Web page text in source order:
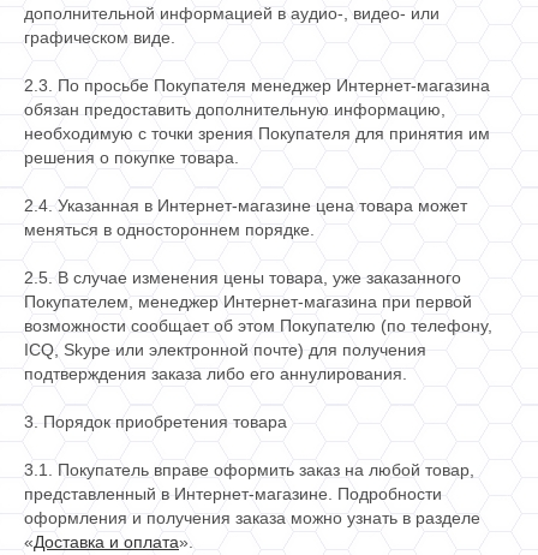
дополнительной информацией в аудио-, видео- или
графическом виде.
2.3. По просьбе Покупателя менеджер Интернет-магазина
обязан предоставить дополнительную информацию,
необходимую с точки зрения Покупателя для принятия им
решения о покупке товара.
2.4. Указанная в Интернет-магазине цена товара может
меняться в одностороннем порядке.
2.5. В случае изменения цены товара, уже заказанного
Покупателем, менеджер Интернет-магазина при первой
возможности сообщает об этом Покупателю (по телефону,
ICQ, Skype или электронной почте) для получения
подтверждения заказа либо его аннулирования.
3. Порядок приобретения товара
3.1. Покупатель вправе оформить заказ на любой товар,
представленный в Интернет-магазине. Подробности
оформления и получения заказа можно узнать в разделе
«Доставка и оплата».